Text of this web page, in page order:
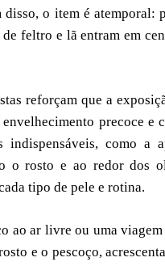
o item é atemporal:
feltro e lã entram em
reforçam que a
precoce e
como a
o rosto e ao redor dos
tipo de pele e rotina.
ao ar livre ou uma
e o pescoço,